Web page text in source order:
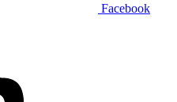
Facebook